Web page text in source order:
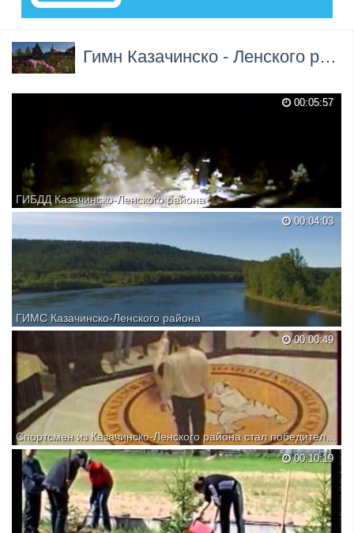
Гимн Казачинско - Ленского района →
00:05:57
ГИБДД Казачинско-Ленского района
00:04:03
ГИМС Казачинско-Ленского района
00:00:49
Спортсмен из Казачинско-Ленского района стал победителем...
00:10:19